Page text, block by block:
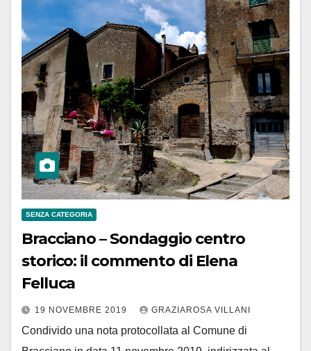
SENZA CATEGORIA
Bracciano – Sondaggio centro
storico: il commento di Elena
Felluca
19 NOVEMBRE 2019 GRAZIAROSA VILLANI
Condivido una nota protocollata al Comune di